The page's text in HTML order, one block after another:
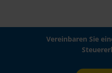
Vereinbaren Sie